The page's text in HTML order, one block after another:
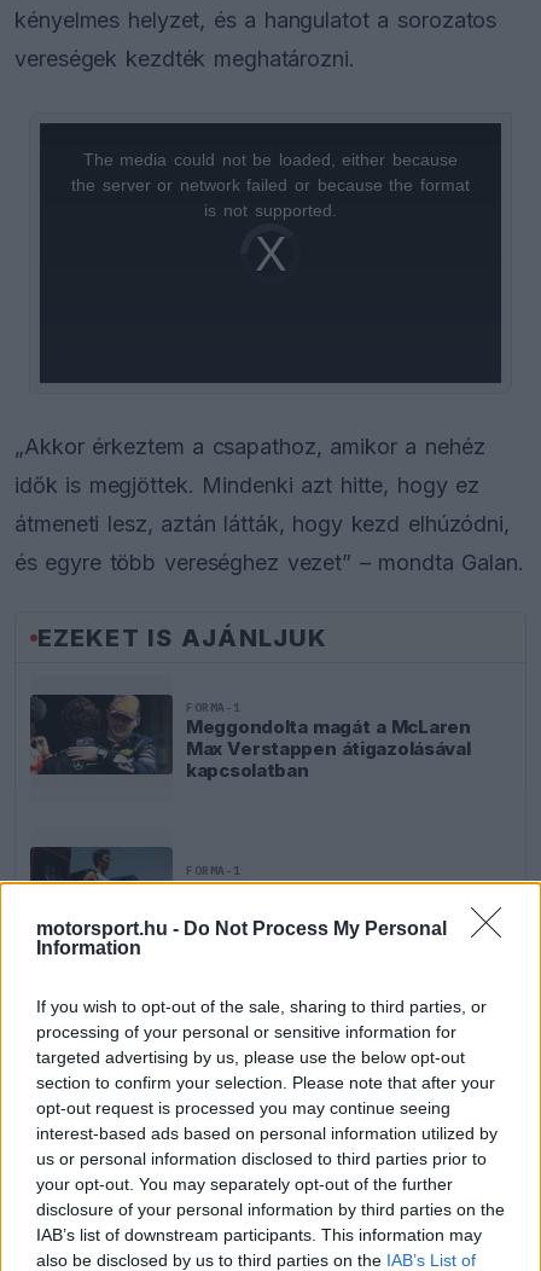
motorsport.hu - Do Not Process My Personal
Information
If you wish to opt-out of the sale, sharing to third parties, or
processing of your personal or sensitive information for
targeted advertising by us, please use the below opt-out
section to confirm your selection. Please note that after your
opt-out request is processed you may continue seeing
interest-based ads based on personal information utilized by
us or personal information disclosed to third parties prior to
your opt-out. You may separately opt-out of the further
disclosure of your personal information by third parties on the
IAB’s list of downstream participants. This information may
also be disclosed by us to third parties on the IAB’s List of
kényelmes helyzet, és a hangulatot a sorozatos
vereségek kezdték meghatározni.
Video
Player
loading.
The media could not be loaded, either because
the server or network failed or because the format
is not supported.
„Akkor érkeztem a csapathoz, amikor a nehéz
idők is megjöttek. Mindenki azt hitte, hogy ez
átmeneti lesz, aztán látták, hogy kezd elhúzódni,
és egyre több vereséghez vezet” – mondta Galan.
EZEKET IS AJÁNLJUK
FORMA-1
Meggondolta magát a McLaren
Max Verstappen átigazolásával
kapcsolatban
FORMA-1
Sergio Perez válthatja Carlos
A Ferrari olyan útra lépett amely
évekre meghatározhatja a sikerét